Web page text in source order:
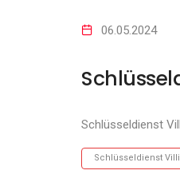
06.05.2024
Schlüsseldienst
Schlüsseldienst